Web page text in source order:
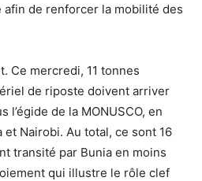
afin de renforcer la mobilité des
Ce mercredi, 11 tonnes
de riposte doivent arriver
l’égide de la MONUSCO, en
Nairobi. Au total, ce sont 16
transité par Bunia en moins
qui illustre le rôle clef